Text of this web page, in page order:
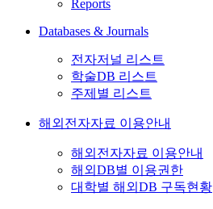
Reports
Databases & Journals
전자저널 리스트
학술DB 리스트
주제별 리스트
해외전자자료 이용안내
해외전자자료 이용안내
해외DB별 이용권한
대학별 해외DB 구독현황